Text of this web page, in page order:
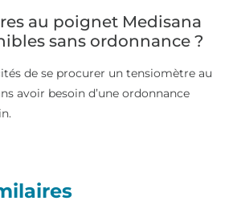
au poignet Medisana
sans ordonnance ?
de se procurer un tensiomètre au
avoir besoin d’une ordonnance